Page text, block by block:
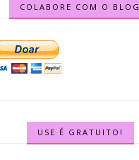
COLABORE COM O BLOG
USE É GRATUITO!